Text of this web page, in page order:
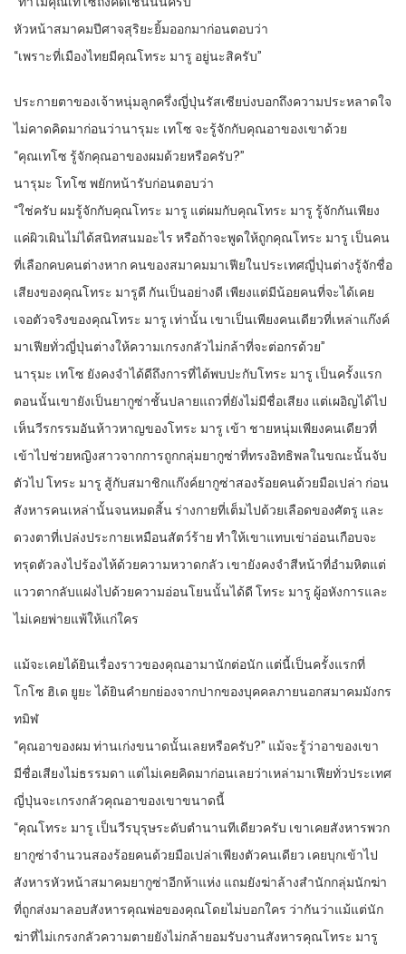
หัวหน้าสมาคมปีศาจสุริยะยิ้มออกมาก่อนตอบว่า
“เพราะที่เมืองไทยมีคุณโทระ มารู อยู่นะสิครับ”
ประกายตาของเจ้าหนุ่มลูกครึ่งญี่ปุ่นรัสเซียบ่งบอกถึงความประหลาดใจ
ไม่คาดคิดมาก่อนว่านารุมะ เทโซ จะรู้จักกับคุณอาของเขาด้วย
“คุณเทโซ รู้จักคุณอาของผมด้วยหรือครับ?”
นารุมะ โทโซ พยักหน้ารับก่อนตอบว่า
“ใช่ครับ ผมรู้จักกับคุณโทระ มารู แต่ผมกับคุณโทระ มารู รู้จักกันเพียง
แค่ผิวเผินไม่ได้สนิทสนมอะไร หรือถ้าจะพูดให้ถูกคุณโทระ มารู เป็นคน
ที่เลือกคบคนต่างหาก คนของสมาคมมาเฟียในประเทศญี่ปุ่นต่างรู้จักชื่อ
เสียงของคุณโทระ มารูดี กันเป็นอย่างดี เพียงแต่มีน้อยคนที่จะได้เคย
เจอตัวจริงของคุณโทระ มารู เท่านั้น เขาเป็นเพียงคนเดียวที่เหล่าแก๊งค์
มาเฟียทั่วญี่ปุ่นต่างให้ความเกรงกลัวไม่กล้าที่จะต่อกรด้วย”
นารุมะ เทโซ ยังคงจำได้ดีถึงการที่ได้พบปะกับโทระ มารู เป็นครั้งแรก
ตอนนั้นเขายังเป็นยากูซ่าชั้นปลายแถวที่ยังไม่มีชื่อเสียง แต่เผอิญได้ไป
เห็นวีรกรรมอันห้าวหาญของโทระ มารู เข้า ชายหนุ่มเพียงคนเดียวที่
เข้าไปช่วยหญิงสาวจากการถูกกลุ่มยากูซ่าที่ทรงอิทธิพลในขณะนั้นจับ
ตัวไป โทระ มารู สู้กับสมาชิกแก๊งค์ยากูซ่าสองร้อยคนด้วยมือเปล่า ก่อน
สังหารคนเหล่านั้นจนหมดสิ้น ร่างกายที่เต็มไปด้วยเลือดของศัตรู และ
ดวงตาที่เปล่งประกายเหมือนสัตว์ร้าย ทำให้เขาแทบเข่าอ่อนเกือบจะ
ทรุดตัวลงไปร้องไห้ด้วยความหวาดกลัว เขายังคงจำสีหน้าที่อำมหิตแต่
แววตากลับแฝงไปด้วยความอ่อนโยนนั้นได้ดี โทระ มารู ผู้อหังการและ
ไม่เคยพ่ายแพ้ให้แก่ใคร
แม้จะเคยได้ยินเรื่องราวของคุณอามานักต่อนัก แต่นี้เป็นครั้งแรกที่
โกโซ ฮิเด ยูยะ ได้ยินคำยกย่องจากปากของบุคคลภายนอกสมาคมมังกร
ทมิฬ
“คุณอาของผม ท่านเก่งขนาดนั้นเลยหรือครับ?” แม้จะรู้ว่าอาของเขา
มีชื่อเสียงไม่ธรรมดา แต่ไม่เคยคิดมาก่อนเลยว่าเหล่ามาเฟียทั่วประเทศ
ญี่ปุ่นจะเกรงกลัวคุณอาของเขาขนาดนี้
“คุณโทระ มารู เป็นวีรบุรุษระดับตำนานทีเดียวครับ เขาเคยสังหารพวก
ยากูซ่าจำนวนสองร้อยคนด้วยมือเปล่าเพียงตัวคนเดียว เคยบุกเข้าไป
สังหารหัวหน้าสมาคมยากูซ่าอีกห้าแห่ง แถมยังฆ่าล้างสำนักกลุ่มนักฆ่า
ที่ถูกส่งมาลอบสังหารคุณพ่อของคุณโดยไม่บอกใคร ว่ากันว่าแม้แต่นัก
ฆ่าที่ไม่เกรงกลัวความตายยังไม่กล้ายอมรับงานสังหารคุณโทระ มารู